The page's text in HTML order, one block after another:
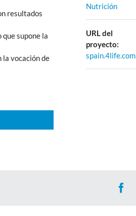
resultados
supone la
la vocación de
Nutrición
URL del
proyecto:
spain.4life.com